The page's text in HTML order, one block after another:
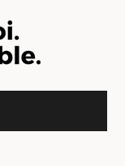
:
studio meublé à
stage ou mission